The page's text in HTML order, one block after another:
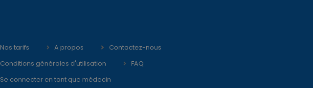
Nos tarifs A propos
Contactez-nous
Conditions générales d'utilisation
FAQ
Se connecter en tant que médecin